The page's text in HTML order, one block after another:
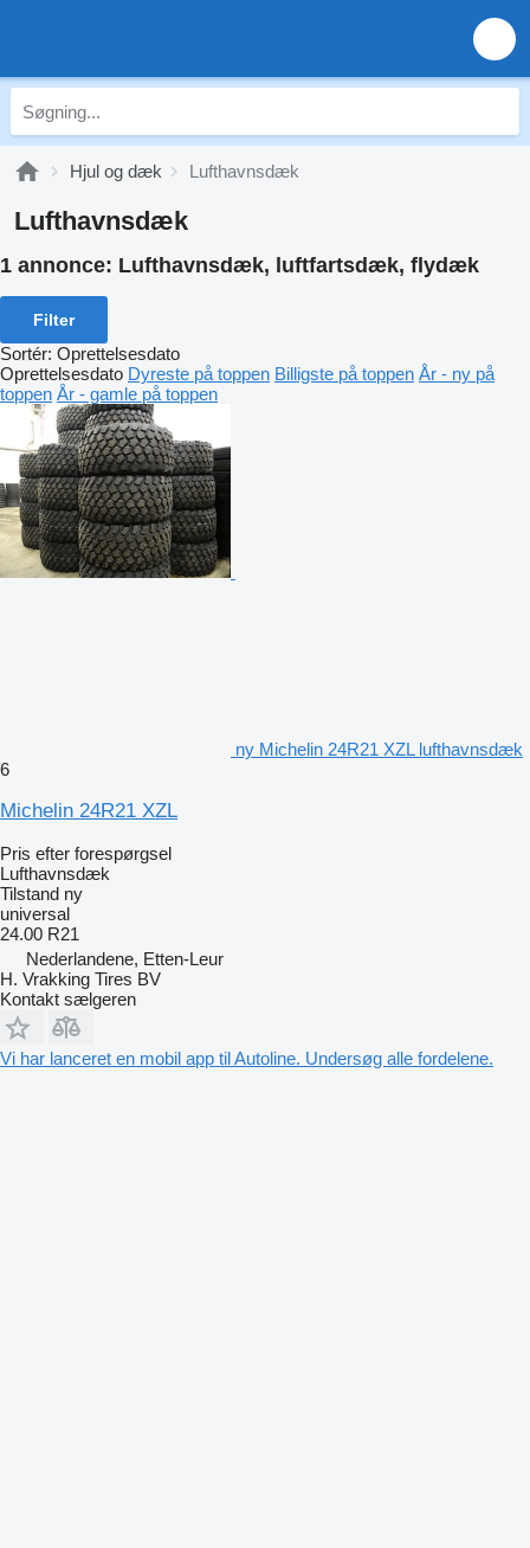
Hjul og dæk Lufthavnsdæk
Lufthavnsdæk
1 annonce: Lufthavnsdæk, luftfartsdæk, flydæk
Filter
Sortér: Oprettelsesdato
Oprettelsesdato Dyreste på toppen Billigste på toppen År - ny på
toppen År - gamle på toppen
ny Michelin 24R21 XZL lufthavnsdæk
6
Michelin 24R21 XZL
Pris efter forespørgsel
Lufthavnsdæk
Tilstand ny
universal
24.00 R21
Nederlandene, Etten-Leur
H. Vrakking Tires BV
Kontakt sælgeren
Vi har lanceret en mobil app til Autoline. Undersøg alle fordelene.